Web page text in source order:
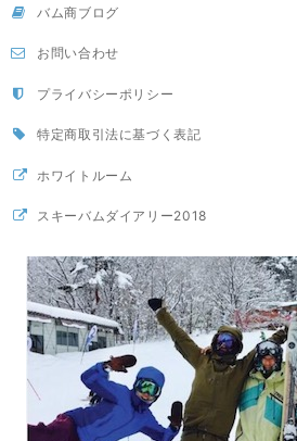
バム商ブログ
お問い合わせ
プライバシーポリシー
特定商取引法に基づく表記
ホワイトルーム
スキーバムダイアリー2018